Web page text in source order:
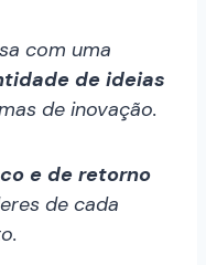
com uma
de ideias
de inovação.
e de retorno
de cada